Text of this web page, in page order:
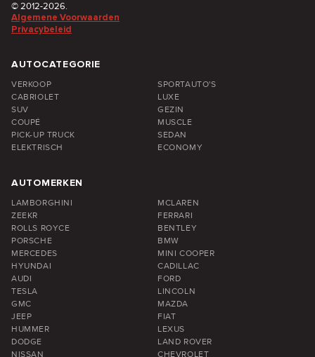
© 2012-2026.
Algemene Voorwaarden
Privacybeleid
AUTOCATEGORIE
VERKOOP
SPORTAUTO'S
CABRIOLET
LUXE
SUV
GEZIN
COUPÉ
MUSCLE
PICK-UP TRUCK
SEDAN
ELEKTRISCH
ECONOMY
AUTOMERKEN
LAMBORGHINI
MCLAREN
ZEEKR
FERRARI
ROLLS ROYCE
BENTLEY
PORSCHE
BMW
MERCEDES
MINI COOPER
HYUNDAI
CADILLAC
AUDI
FORD
TESLA
LINCOLN
GMC
MAZDA
JEEP
FIAT
HUMMER
LEXUS
DODGE
LAND ROVER
NISSAN
CHEVROLET